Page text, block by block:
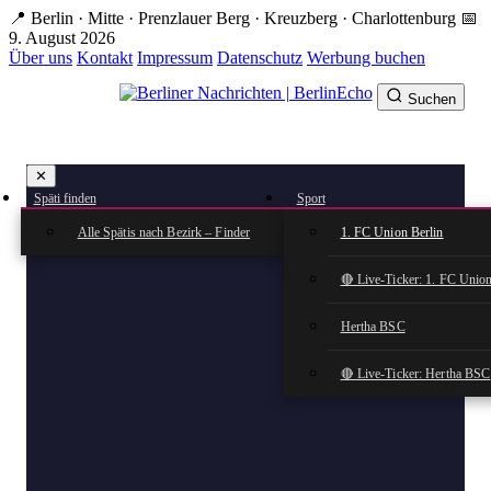
Zum
Hauptinhalt
springen
📍 Berlin · Mitte · Prenzlauer Berg · Kreuzberg · Charlottenburg 📅
9. August 2026
Über uns Kontakt Impressum Datenschutz Werbung buchen
✕
Späti finden
Alle Spätis nach Bezirk – Finder
Sport
1. FC Union Berlin
🔴 Live-Ticker: 1. FC
Hertha BSC
🔴 Live-Ticker: Hertha BSC
Suchen